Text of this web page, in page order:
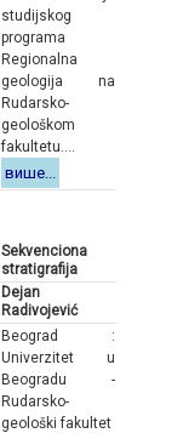
studijskog
programa
Regionalna
geologija na
Rudarsko-
geološkom
fakultetu....
више...
Sekvenciona
stratigrafija
Dejan
Radivojević
Beograd :
Univerzitet u
Beogradu -
Rudarsko-
geološki fakultet